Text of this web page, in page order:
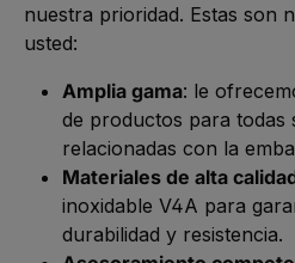
nuestra prioridad. Estas son
usted:
Amplia gama: le
de productos para todas
relacionadas con la
Materiales de alta
inoxidable V4A para
durabilidad y resistencia.